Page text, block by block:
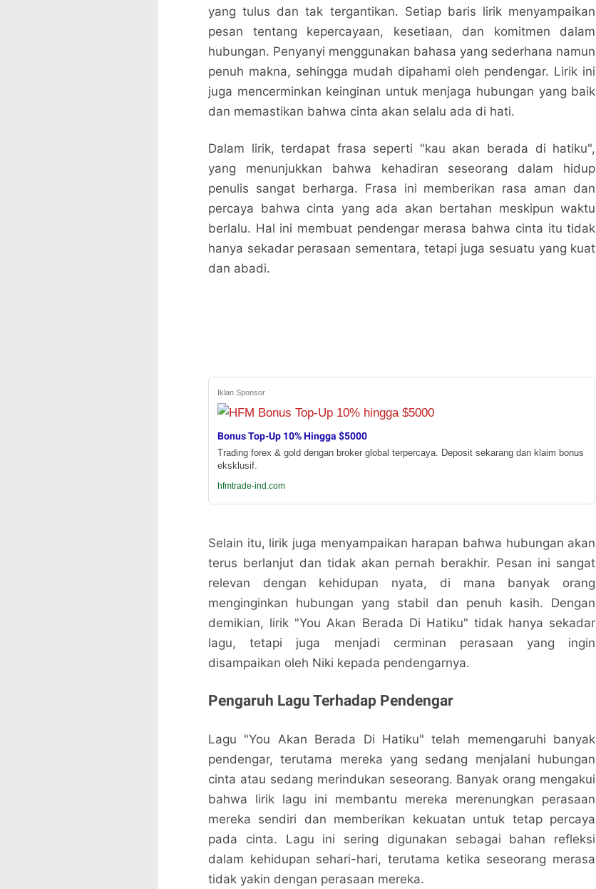
yang tulus dan tak tergantikan. Setiap baris lirik menyampaikan
pesan tentang kepercayaan, kesetiaan, dan komitmen dalam
hubungan. Penyanyi menggunakan bahasa yang sederhana namun
penuh makna, sehingga mudah dipahami oleh pendengar. Lirik ini
juga mencerminkan keinginan untuk menjaga hubungan yang baik
dan memastikan bahwa cinta akan selalu ada di hati.
Dalam lirik, terdapat frasa seperti "kau akan berada di hatiku",
yang menunjukkan bahwa kehadiran seseorang dalam hidup
penulis sangat berharga. Frasa ini memberikan rasa aman dan
percaya bahwa cinta yang ada akan bertahan meskipun waktu
berlalu. Hal ini membuat pendengar merasa bahwa cinta itu tidak
hanya sekadar perasaan sementara, tetapi juga sesuatu yang kuat
dan abadi.
Iklan Sponsor
Bonus Top-Up 10% Hingga $5000
Trading forex & gold dengan broker global terpercaya. Deposit sekarang dan klaim bonus
eksklusif.
hfmtrade-ind.com
Selain itu, lirik juga menyampaikan harapan bahwa hubungan akan
terus berlanjut dan tidak akan pernah berakhir. Pesan ini sangat
relevan dengan kehidupan nyata, di mana banyak orang
menginginkan hubungan yang stabil dan penuh kasih. Dengan
demikian, lirik "You Akan Berada Di Hatiku" tidak hanya sekadar
lagu, tetapi juga menjadi cerminan perasaan yang ingin
disampaikan oleh Niki kepada pendengarnya.
Pengaruh Lagu Terhadap Pendengar
Lagu "You Akan Berada Di Hatiku" telah memengaruhi banyak
pendengar, terutama mereka yang sedang menjalani hubungan
cinta atau sedang merindukan seseorang. Banyak orang mengakui
bahwa lirik lagu ini membantu mereka merenungkan perasaan
mereka sendiri dan memberikan kekuatan untuk tetap percaya
pada cinta. Lagu ini sering digunakan sebagai bahan refleksi
dalam kehidupan sehari-hari, terutama ketika seseorang merasa
tidak yakin dengan perasaan mereka.